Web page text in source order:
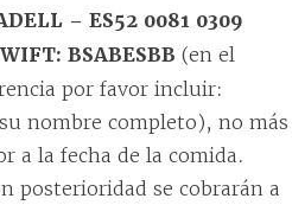
– ES52 0081 0309
BSABESBB (en el
por favor incluir:
nombre completo), no más
a la fecha de la comida.
posterioridad se cobrarán a